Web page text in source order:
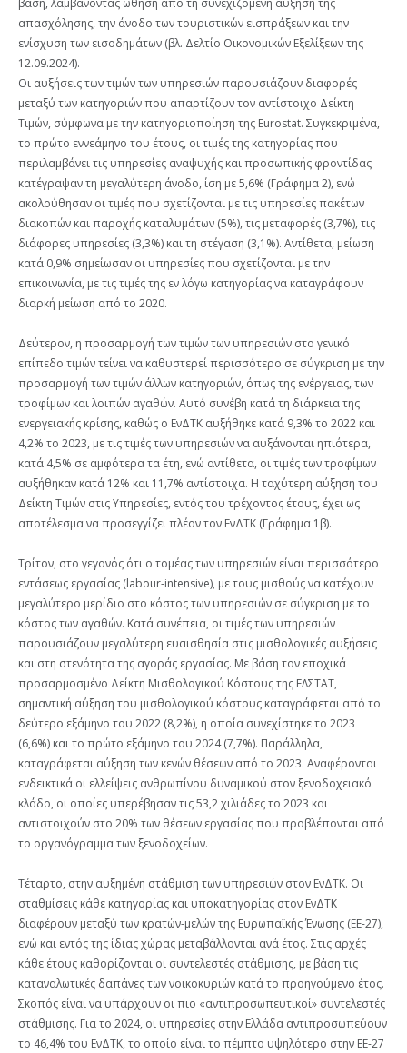
απασχόλησης, την άνοδο των τουριστικών εισπράξεων και την
ενίσχυση των εισοδημάτων (βλ. Δελτίο Οικονομικών Εξελίξεων της
12.09.2024).
Οι αυξήσεις των τιμών των υπηρεσιών παρουσιάζουν διαφορές
μεταξύ των κατηγοριών που απαρτίζουν τον αντίστοιχο Δείκτη
Τιμών, σύμφωνα με την κατηγοριοποίηση της Eurostat. Συγκεκριμένα,
το πρώτο εννεάμηνο του έτους, οι τιμές της κατηγορίας που
περιλαμβάνει τις υπηρεσίες αναψυχής και προσωπικής φροντίδας
κατέγραψαν τη μεγαλύτερη άνοδο, ίση με 5,6% (Γράφημα 2), ενώ
ακολούθησαν οι τιμές που σχετίζονται με τις υπηρεσίες πακέτων
διακοπών και παροχής καταλυμάτων (5%), τις μεταφορές (3,7%), τις
διάφορες υπηρεσίες (3,3%) και τη στέγαση (3,1%). Αντίθετα, μείωση
κατά 0,9% σημείωσαν οι υπηρεσίες που σχετίζονται με την
επικοινωνία, με τις τιμές της εν λόγω κατηγορίας να καταγράφουν
διαρκή μείωση από το 2020.
Δεύτερον, η προσαρμογή των τιμών των υπηρεσιών στο γενικό
επίπεδο τιμών τείνει να καθυστερεί περισσότερο σε σύγκριση με την
προσαρμογή των τιμών άλλων κατηγοριών, όπως της ενέργειας, των
τροφίμων και λοιπών αγαθών. Αυτό συνέβη κατά τη διάρκεια της
ενεργειακής κρίσης, καθώς ο ΕνΔΤΚ αυξήθηκε κατά 9,3% το 2022 και
4,2% το 2023, με τις τιμές των υπηρεσιών να αυξάνονται ηπιότερα,
κατά 4,5% σε αμφότερα τα έτη, ενώ αντίθετα, οι τιμές των τροφίμων
αυξήθηκαν κατά 12% και 11,7% αντίστοιχα. Η ταχύτερη αύξηση του
Δείκτη Τιμών στις Υπηρεσίες, εντός του τρέχοντος έτους, έχει ως
αποτέλεσμα να προσεγγίζει πλέον τον ΕνΔΤΚ (Γράφημα 1β).
Τρίτον, στο γεγονός ότι ο τομέας των υπηρεσιών είναι περισσότερο
εντάσεως εργασίας (labour-intensive), με τους μισθούς να κατέχουν
μεγαλύτερο μερίδιο στο κόστος των υπηρεσιών σε σύγκριση με το
κόστος των αγαθών. Κατά συνέπεια, οι τιμές των υπηρεσιών
παρουσιάζουν μεγαλύτερη ευαισθησία στις μισθολογικές αυξήσεις
και στη στενότητα της αγοράς εργασίας. Με βάση τον εποχικά
προσαρμοσμένο Δείκτη Μισθολογικού Κόστους της ΕΛΣΤΑΤ,
σημαντική αύξηση του μισθολογικού κόστους καταγράφεται από το
δεύτερο εξάμηνο του 2022 (8,2%), η οποία συνεχίστηκε το 2023
(6,6%) και το πρώτο εξάμηνο του 2024 (7,7%). Παράλληλα,
καταγράφεται αύξηση των κενών θέσεων από το 2023. Αναφέρονται
ενδεικτικά οι ελλείψεις ανθρωπίνου δυναμικού στον ξενοδοχειακό
κλάδο, οι οποίες υπερέβησαν τις 53,2 χιλιάδες το 2023 και
αντιστοιχούν στο 20% των θέσεων εργασίας που προβλέπονται από
το οργανόγραμμα των ξενοδοχείων.
Τέταρτο, στην αυξημένη στάθμιση των υπηρεσιών στον ΕνΔΤΚ. Οι
σταθμίσεις κάθε κατηγορίας και υποκατηγορίας στον ΕνΔΤΚ
διαφέρουν μεταξύ των κρατών-μελών της Ευρωπαϊκής Ένωσης (ΕΕ-27),
ενώ και εντός της ίδιας χώρας μεταβάλλονται ανά έτος. Στις αρχές
κάθε έτους καθορίζονται οι συντελεστές στάθμισης, με βάση τις
καταναλωτικές δαπάνες των νοικοκυριών κατά το προηγούμενο έτος.
Σκοπός είναι να υπάρχουν οι πιο «αντιπροσωπευτικοί» συντελεστές
στάθμισης. Για το 2024, οι υπηρεσίες στην Ελλάδα αντιπροσωπεύουν
το 46,4% του ΕνΔΤΚ, το οποίο είναι το πέμπτο υψηλότερο στην ΕΕ-27